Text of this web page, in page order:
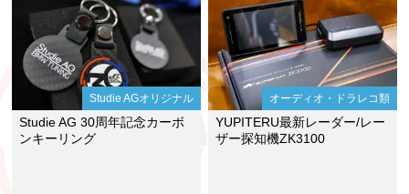
Studie AGオリジナル
Studie AG 30周年記念カーボ
ンキーリング
オーディオ・ドラレコ類
YUPITERU最新レーダー/レー
ザー探知機ZK3100